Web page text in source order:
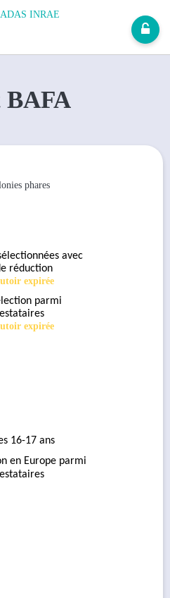
BAFA
avec
réduction
expirée
parmi
expirée
16-17 ans
en Europe parmi